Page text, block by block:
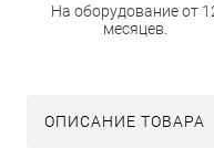
На оборудование от
месяцев.
ОПИСАНИЕ ТОВАРА